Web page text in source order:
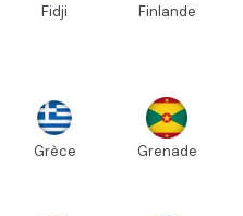
Fidji Finlande
Grèce Grenade